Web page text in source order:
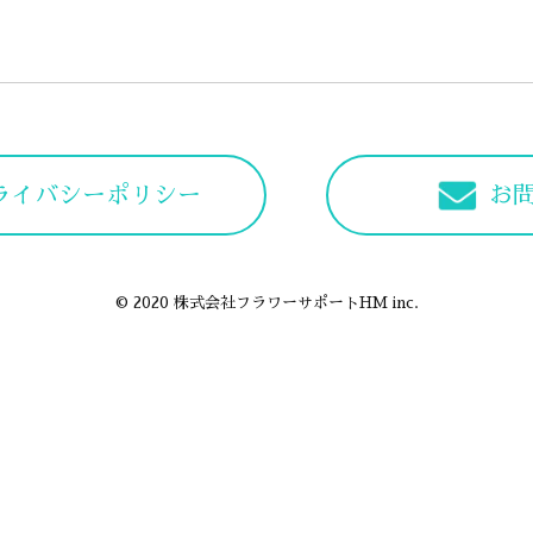
イバシーポリシー お
© 2020 株式会社フラワーサポートHM inc.